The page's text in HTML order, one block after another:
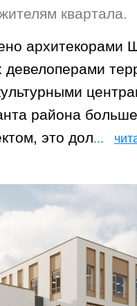
квартала.
архитекорами
района
это дол...